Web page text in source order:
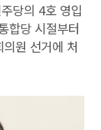
당의 4호 영입
합당 시절부터
원 선거에 처